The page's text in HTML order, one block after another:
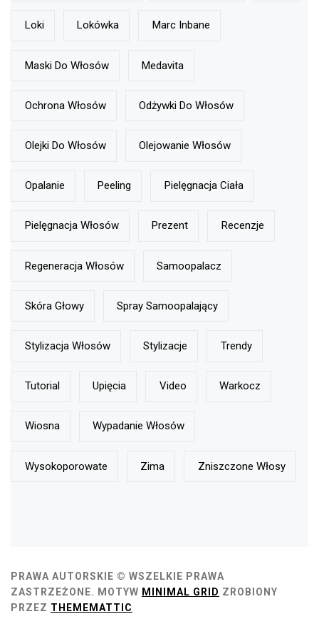
Loki Lokówka Marc Inbane
Maski Do Włosów Medavita
Ochrona Włosów Odżywki Do Włosów
Olejki Do Włosów Olejowanie Włosów
Opalanie Peeling Pielęgnacja Ciała
Pielęgnacja Włosów Prezent Recenzje
Regeneracja Włosów Samoopalacz
Skóra Głowy Spray Samoopalający
Stylizacja Włosów Stylizacje Trendy
Tutorial Upięcia Video Warkocz
Wiosna Wypadanie Włosów
Wysokoporowate Zima Zniszczone Włosy
PRAWA AUTORSKIE © WSZELKIE PRAWA
ZASTRZEŻONE. MOTYW MINIMAL GRID ZROBIONY
PRZEZ THEMEMATTIC